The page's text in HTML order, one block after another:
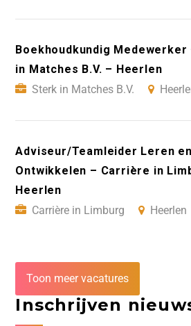
Boekhoudkundig Medewerker
in Matches B.V. – Heerlen
Sterk in Matches B.V.
Adviseur/Teamleider Leren en
Ontwikkelen – Carrière in
Heerlen
Carrière in Limburg
Heerlen
Toon meer vacatures
Inschrijven